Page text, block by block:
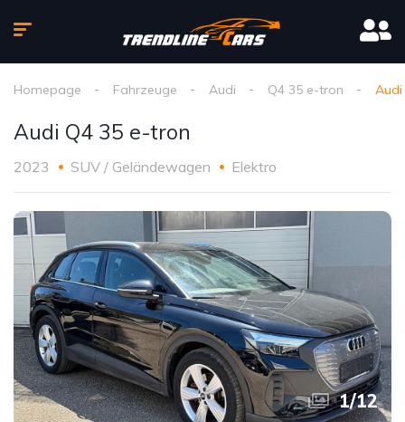
Homepage Fahrzeuge Audi Q4 35 e-tron
Audi Q4 35 e-tron
2023 SUV / Geländewagen Elektro
1/12